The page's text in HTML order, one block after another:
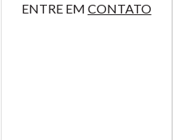
ENTRE EM CONTATO